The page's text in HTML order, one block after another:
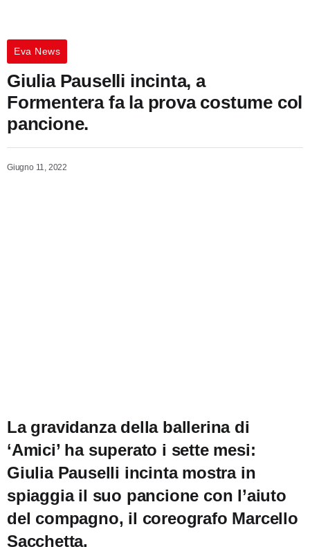
Eva News
Giulia Pauselli incinta, a
Formentera fa la prova costume col
pancione.
Giugno 11, 2022
La gravidanza della ballerina di
‘Amici’ ha superato i sette mesi:
Giulia Pauselli incinta mostra in
spiaggia il suo pancione con l’aiuto
del compagno, il coreografo Marcello
Sacchetta.